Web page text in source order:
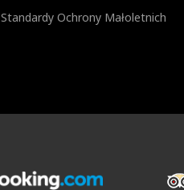
Standardy Ochrony Małoletnich